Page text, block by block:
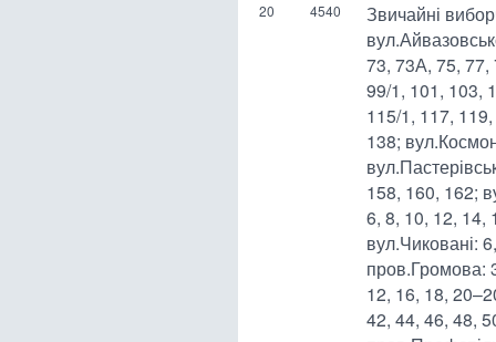
20 4540
Звичайні
73, 73А, 75, 77,
99/1, 101, 103,
115/1, 117,
138;
158, 160, 162;
6, 8, 10, 12, 14,
вул.Чиковані:
пров.Громова:
12, 16, 18,
42, 44, 46, 48,